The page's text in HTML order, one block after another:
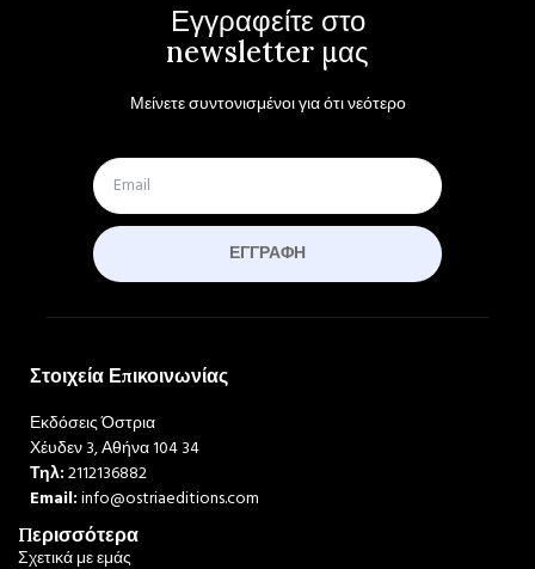
Εγγραφείτε στο
newsletter μας
Μείνετε συντονισμένοι για ότι νεότερο
ΕΓΓΡΑΦΉ
Στοιχεία Επικοινωνίας
Εκδόσεις Όστρια
Χέυδεν 3, Αθήνα 104 34
Τηλ:2112136882
Email:info@ostriaeditions.com
Περισσότερα
Σχετικά με εμάς